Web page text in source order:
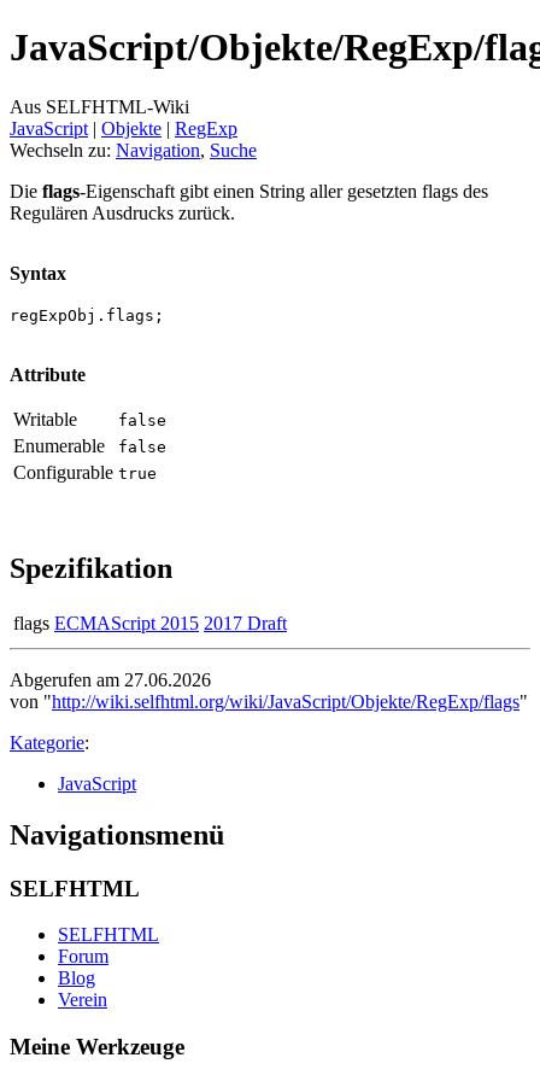
JavaScript/Objekte/RegExp/
Aus SELFHTML-Wiki
JavaScript ‎ | Objekte ‎ | RegExp
Wechseln zu: Navigation, Suche
Die flags-Eigenschaft gibt einen String aller gesetzten flags des
Regulären Ausdrucks zurück.
Syntax
regExpObj.flags;
Attribute
Writable false
Enumerable false
Configurable true
Spezifikation
flags ECMAScript 2015 2017 Draft
Abgerufen am 27.06.2026
von "http://wiki.selfhtml.org/wiki/JavaScript/Objekte/RegExp/flags"
Kategorie:
JavaScript
Navigationsmenü
SELFHTML
SELFHTML
Forum
Blog
Verein
Meine Werkzeuge